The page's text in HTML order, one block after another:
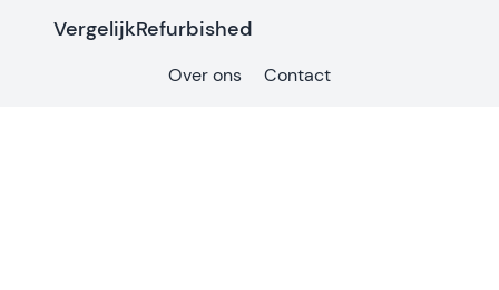
VergelijkRefurbished
Over ons Contact